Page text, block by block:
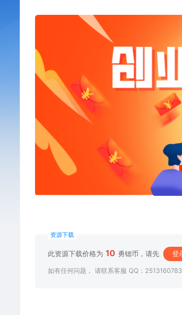
资源下载
此资源下载价格为 10 勇锶币，请先 登
如有任何问题， 请联系客服 QQ：